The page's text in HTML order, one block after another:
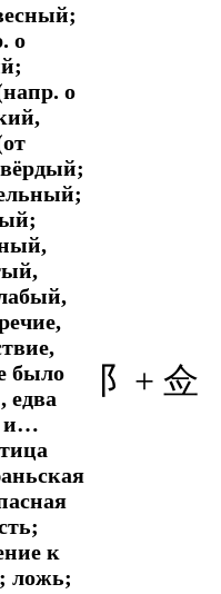
о
напр. о
было
едва
и…
к
ложь;
阝+ 佥